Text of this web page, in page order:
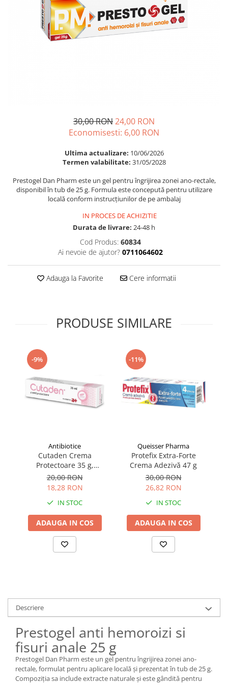
Par si unghii
Somn stres si anxietate
Supliment Complexe
Supliment Magneziu
Supliment Vitamina D3
Supliment Vitamina E
Supliment Zinc
Tincturi si Gemoderivate
Vitamine si minerale
Ingrijire par
Balsam masca si tratament
Produse cu SPF Pentru Fata
30,00 RON24,00 RON
Economisesti: 6,00 RON
Ultima actualizare: 10/06/2026
Termen valabilitate: 31/05/2028
Prestogel Dan Pharm este un gel pentru îngrijirea zonei ano-rectale,
disponibil în tub de 25 g. Formula este concepută pentru utilizare
locală conform instrucțiunilor de pe ambalaj
IN PROCES DE ACHIZITIE
Durata de livrare: 24-48 h
Cod Produs: 60834
Ai nevoie de ajutor? 0711064602
Adauga la Favorite Cere informatii
PRODUSE SIMILARE
-9%
Antibiotice
Cutaden Crema
Protectoare 35 g,
Antibiotice SA
20,00 RON
18,28 RON
IN STOC
ADAUGA IN COS
-11%
Queisser Pharma
Protefix Extra-Forte
Crema Adezivă 47 g
30,00 RON
26,82 RON
IN STOC
ADAUGA IN COS
Descriere
Prestogel anti hemoroizi si
fisuri anale 25 g
Prestogel Dan Pharm este un gel pentru îngrijirea zonei ano-
rectale, formulat pentru aplicare locală și prezentat în tub de 25 g.
Compoziția sa include extracte naturale și este gândită pentru